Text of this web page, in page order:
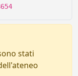
stati